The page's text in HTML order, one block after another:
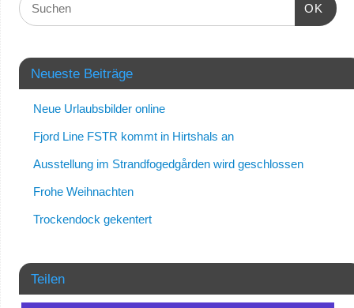
OK
Neueste Beiträge
Neue Urlaubsbilder online
Fjord Line FSTR kommt in Hirtshals an
Ausstellung im Strandfogedgården wird geschlossen
Frohe Weihnachten
Trockendock gekentert
Teilen